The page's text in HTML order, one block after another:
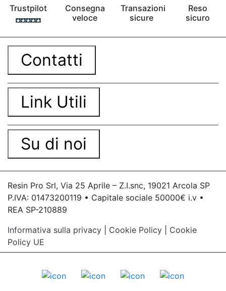
Trustpilot
Consegna
veloce
Transazioni
sicure
Reso
sicuro
Contatti
Link Utili
Su di noi
Resin Pro Srl, Via 25 Aprile – Z.I.snc, 19021 Arcola SP
P.IVA: 01473200119 • Capitale sociale 50000€ i.v •
REA SP-210889
Informativa sulla privacy
Cookie Policy
Cookie
Policy UE